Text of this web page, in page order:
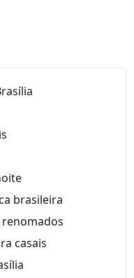
brasileira
casais